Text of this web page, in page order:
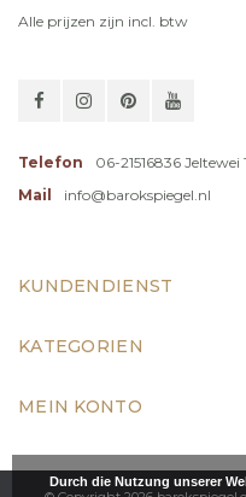
Alle prijzen zijn incl. btw
Telefon
06-21516836
Mail
info@barokspiegel.nl
KUNDENDIENST
KATEGORIEN
MEIN KONTO
Durch die Nutzung unserer